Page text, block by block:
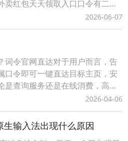
卖红包天天领取入口口令有二种
包领取口令【188288】，打开手
【闪购外卖】后，输入淘宝闪购
】，即可成功领取当天可用的有
卖红包领取口
2026-06-07
词令官网直达对于用户而言，告
口令即可一键直达目标主页，安
是查询服务还是在线消费，高效
来说，注册网站名称作为口令，
口，精准引流无中间流失，更可
态目标，结合后台数据追踪优
都转化为实际价值。词令以“
2026-04-06
输入法出现什么原因